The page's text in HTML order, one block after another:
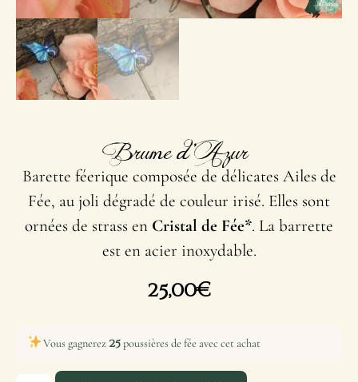
Brume d’Azur
Barette féerique composée de délicates Ailes de
Fée, au joli dégradé de couleur irisé. Elles sont
ornées de strass en Cristal de Fée*. La barrette
est en acier inoxydable.
25,00€
Vous gagnerez 25poussières de fée avec cet achat